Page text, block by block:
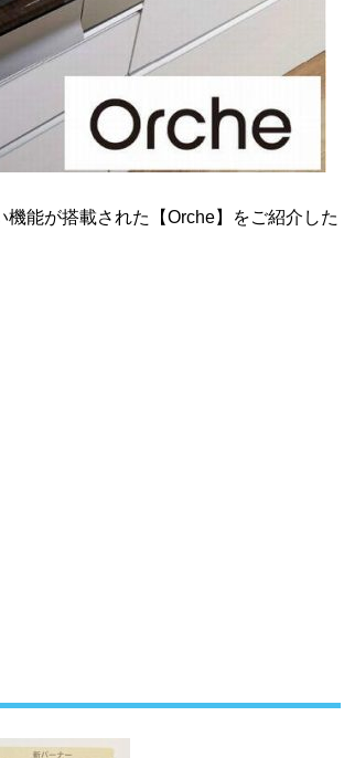
能が搭載された【Orche】をご紹介した